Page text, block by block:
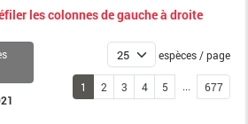
les colonnes de gauche à droite
espèces / page
1 2 3 4 5 ... 677